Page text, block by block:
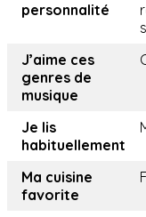
personnalité
J’aime ces
genres de
musique
Je lis
habituellement
Ma cuisine
favorite